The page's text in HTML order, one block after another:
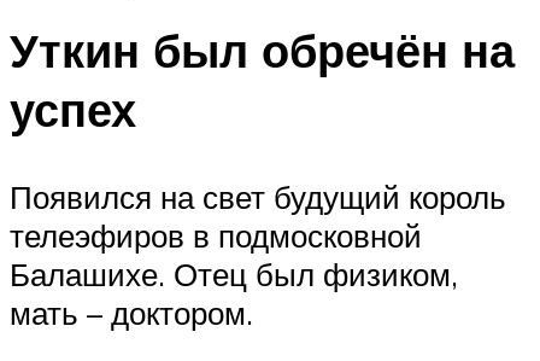
Уткин был обречён на
успех
Появился на свет будущий король
телеэфиров в подмосковной
Балашихе. Отец был физиком,
мать – доктором.